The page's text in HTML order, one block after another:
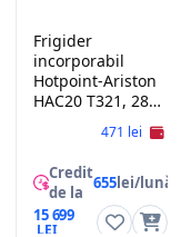
Frigider
incorporabil
Hotpoint-Ariston
HAC20 T321, 280
471 lei
Credit
de la 655lei/lună
15 699